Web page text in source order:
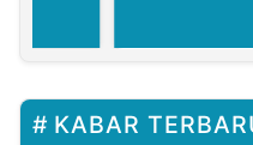
KABAR